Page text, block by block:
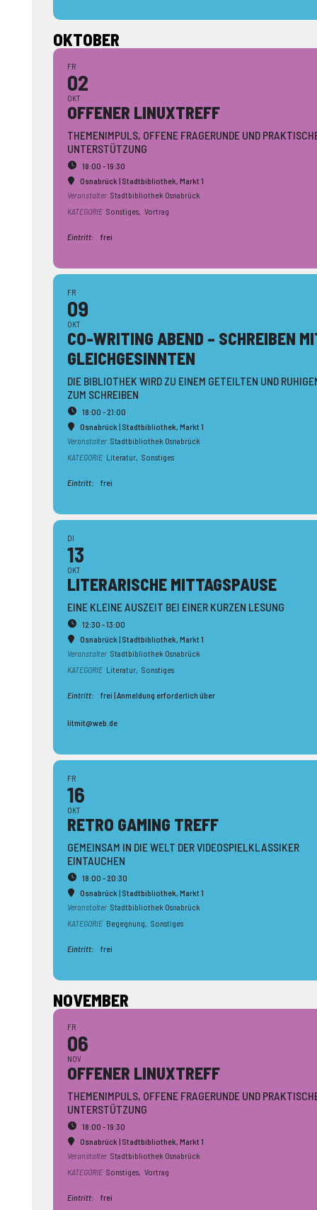
OKTOBER
FR
02
OKT
OFFENER LINUXTREFF
THEMENIMPULS, OFFENE FRAGERUNDE UND
UNTERSTÜTZUNG
18:00 - 19:30
Osnabrück | Stadtbibliothek, Markt 1
Veranstalter Stadtbibliothek Osnabrück
KATEGORIE Sonstiges, Vortrag
Eintritt: frei
FR
09
OKT
CO-WRITING ABEND – SCHREIBEN
GLEICH­GESINNTEN
DIE BIBLIOTHEK WIRD ZU EINEM GETEILTEN UND
ZUM SCHREIBEN
18:00 - 21:00
Osnabrück | Stadtbibliothek, Markt 1
Veranstalter Stadtbibliothek Osnabrück
KATEGORIE Literatur, Sonstiges
Eintritt: frei
DI
13
OKT
LITERA­RISCHE MITTAGS­PAUSE
EINE KLEINE AUSZEIT BEI EINER KURZEN LESUNG
12:30 - 13:00
Osnabrück | Stadtbibliothek, Markt 1
Veranstalter Stadtbibliothek Osnabrück
KATEGORIE Literatur, Sonstiges
Eintritt: frei | Anmeldung erforderlich über
litmit@web.de
FR
16
OKT
RETRO GAMING TREFF
GEMEINSAM IN DIE WELT DER VIDEOSPIELKLASSIKER
EINTAUCHEN
18:00 - 20:30
Osnabrück | Stadtbibliothek, Markt 1
Veranstalter Stadtbibliothek Osnabrück
KATEGORIE Begegnung, Sonstiges
Eintritt: frei
NOVEMBER
FR
06
NOV
OFFENER LINUXTREFF
THEMENIMPULS, OFFENE FRAGERUNDE UND
UNTERSTÜTZUNG
18:00 - 19:30
Osnabrück | Stadtbibliothek, Markt 1
Veranstalter Stadtbibliothek Osnabrück
KATEGORIE Sonstiges, Vortrag
Eintritt: frei